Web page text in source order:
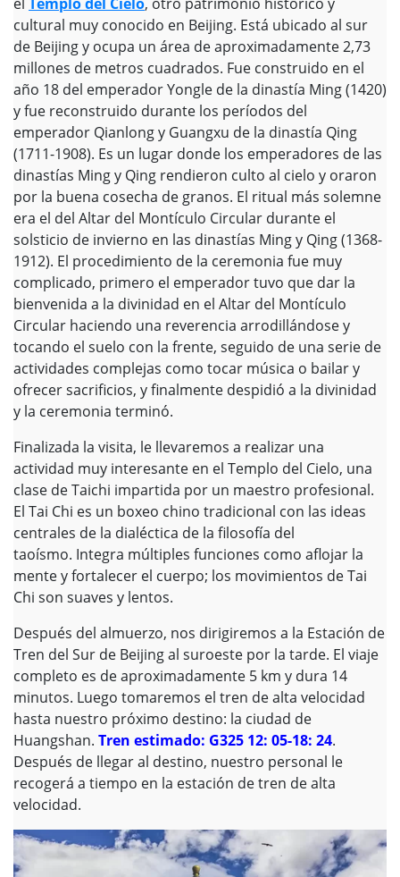
cultural muy conocido en Beijing. Está ubicado al sur
de Beijing y ocupa un área de aproximadamente 2,73
millones de metros cuadrados. Fue construido en el
año 18 del emperador Yongle de la dinastía Ming (1420)
y fue reconstruido durante los períodos del
emperador Qianlong y Guangxu de la dinastía Qing
(1711-1908). Es un lugar donde los emperadores de las
dinastías Ming y Qing rendieron culto al cielo y oraron
por la buena cosecha de granos. El ritual más solemne
era el del Altar del Montículo Circular durante el
solsticio de invierno en las dinastías Ming y Qing (1368-
1912). El procedimiento de la ceremonia fue muy
complicado, primero el emperador tuvo que dar la
bienvenida a la divinidad en el Altar del Montículo
Circular haciendo una reverencia arrodillándose y
tocando el suelo con la frente, seguido de una serie de
actividades complejas como tocar música o bailar y
ofrecer sacrificios, y finalmente despidió a la divinidad
y la ceremonia terminó.
Finalizada la visita, le llevaremos a realizar una
actividad muy interesante en el Templo del Cielo, una
clase de Taichi impartida por un maestro profesional.
El Tai Chi es un boxeo chino tradicional con las ideas
centrales de la dialéctica de la filosofía del
taoísmo. Integra múltiples funciones como aflojar la
mente y fortalecer el cuerpo; los movimientos de Tai
Chi son suaves y lentos.
Después del almuerzo, nos dirigiremos a la Estación de
Tren del Sur de Beijing al suroeste por la tarde. El viaje
completo es de aproximadamente 5 km y dura 14
minutos. Luego tomaremos el tren de alta velocidad
hasta nuestro próximo destino: la ciudad de
Huangshan. Tren estimado: G325 12: 05-18: 24.
Después de llegar al destino, nuestro personal le
recogerá a tiempo en la estación de tren de alta
velocidad.